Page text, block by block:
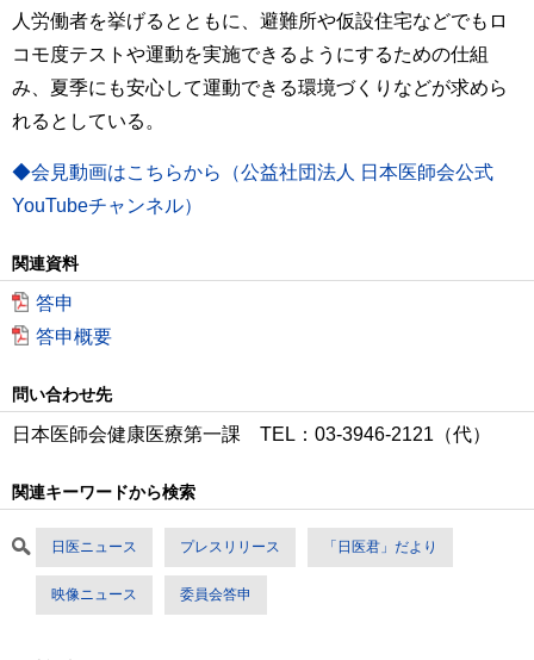
人労働者を挙げるとともに、避難所や仮設住宅などでもロ
コモ度テストや運動を実施できるようにするための仕組
み、夏季にも安心して運動できる環境づくりなどが求めら
れるとしている。
◆会見動画はこちらから（公益社団法人 日本医師会公式
YouTubeチャンネル）
関連資料
答申
答申概要
問い合わせ先
日本医師会健康医療第一課 TEL：03-3946-2121（代）
関連キーワードから検索
日医ニュース プレスリリース 「日医君」だより
映像ニュース 委員会答申